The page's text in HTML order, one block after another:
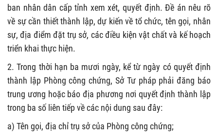
ban nhân dân cấp tỉnh xem xét, quyết định. Đề án nêu rõ
về sự cần thiết thành lập, dự kiến về tổ chức, tên gọi, nhân
sự, địa điểm đặt trụ sở, các điều kiện vật chất và kế hoạch
triển khai thực hiện.
2. Trong thời hạn ba mươi ngày, kể từ ngày có quyết định
thành lập Phòng công chứng, Sở Tư pháp phải đăng báo
trung ương hoặc báo địa phương nơi quyết định thành lập
trong ba số liên tiếp về các nội dung sau đây:
a) Tên gọi, địa chỉ trụ sở của Phòng công chứng;